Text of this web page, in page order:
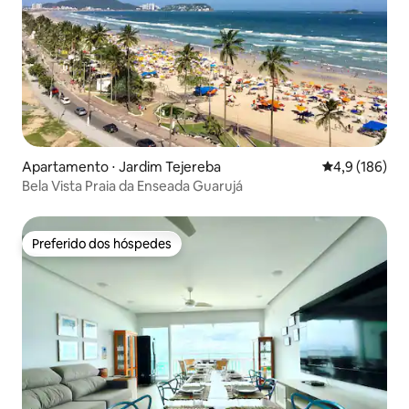
Apartamento ⋅ Jardim Tejereba 4,9 de uma
4,9 (186)
Bela Vista Praia da Enseada Guarujá
Preferido dos hóspedes
Preferido dos hóspedes